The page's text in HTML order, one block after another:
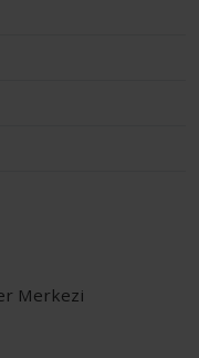
Merkezi